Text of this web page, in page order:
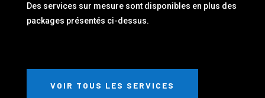
Des services sur mesure sont disponibles en plus des
packages présentés ci-dessus.
VOIR TOUS LES SERVICES